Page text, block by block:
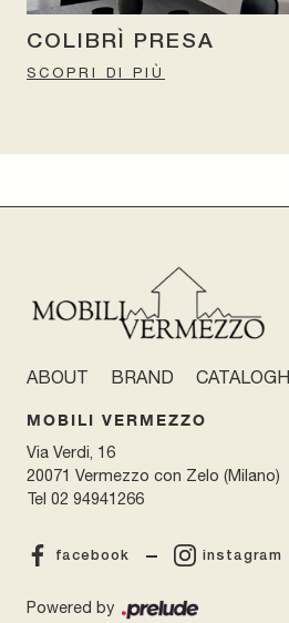
COLIBRÌ PRESA
SCOPRI DI PIÙ
ABOUT BRAND CATALOGHI
MOBILI VERMEZZO
Via Verdi, 16
20071 Vermezzo con Zelo (Milano)
Tel 02 94941266
facebook instagram
Powered by